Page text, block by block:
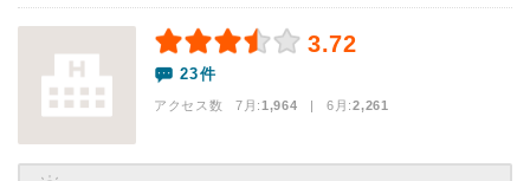
3.72
23件
アクセス数 7月:1,964 | 6月:2,261